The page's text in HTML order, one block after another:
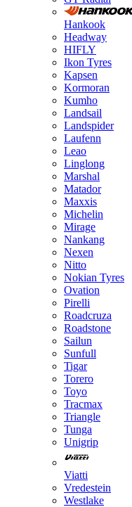
Hankook
Headway
HIFLY
Ikon Tyres
Kapsen
Kormoran
Kumho
Landsail
Landspider
Laufenn
Leao
Linglong
Marshal
Matador
Maxxis
Michelin
Mirage
Nankang
Nexen
Nitto
Nokian Tyres
Ovation
Pirelli
Roadcruza
Roadstone
Sailun
Sunfull
Tigar
Torero
Toyo
Tracmax
Triangle
Tunga
Unigrip
Viatti
Vredestein
Westlake